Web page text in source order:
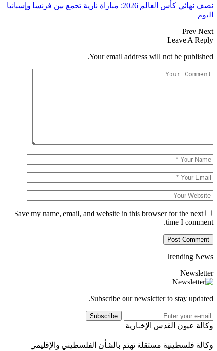
نصف نهائي كأس العالم 2026: مباراة نارية تجمع بين فرنسا وإسبانيا
اليوم
Prev Next
Leave A Reply
Your email address will not be published.
Save my name, email, and website in this browser for the next
time I comment.
Trending News
Newsletter
Subscribe our newsletter to stay updated.
Subscribe
وكالة عيون القدس الإخبارية
وكالة فلسطينية مستقلة تهتم بالشأن الفلسطيني والإقليمي